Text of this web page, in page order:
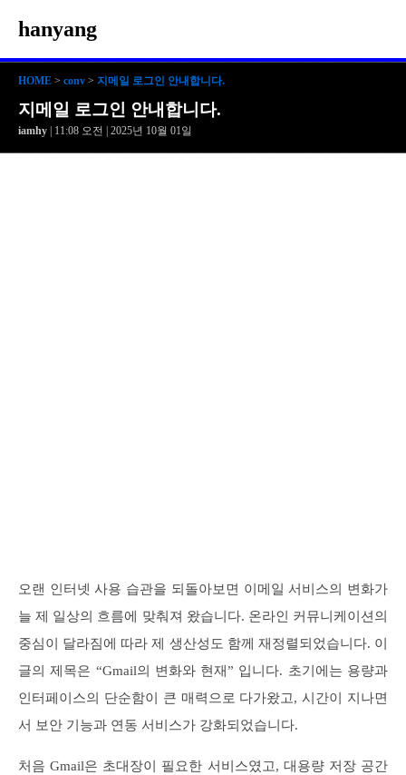
hanyang
HOME > conv > 지메일 로그인 안내합니다.
지메일 로그인 안내합니다.
iamhy | 11:08 오전 | 2025년 10월 01일
오랜 인터넷 사용 습관을 되돌아보면 이메일 서비스의 변화가
늘 제 일상의 흐름에 맞춰져 왔습니다. 온라인 커뮤니케이션의
중심이 달라짐에 따라 제 생산성도 함께 재정렬되었습니다. 이
글의 제목은 “Gmail의 변화와 현재” 입니다. 초기에는 용량과
인터페이스의 단순함이 큰 매력으로 다가왔고, 시간이 지나면
서 보안 기능과 연동 서비스가 강화되었습니다.
처음 Gmail은 초대장이 필요한 서비스였고, 대용량 저장 공간